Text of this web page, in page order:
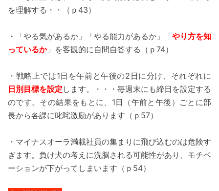
を理解する・・（ｐ43）
・「やる気があるか」「やる能力があるか」「やり方を知
っているか」を客観的に自問自答する（ｐ74）
・戦略上では1日を午前と午後の2日に分け、それぞれに
日別目標を設定 します。・・・毎週末にも締日を設定する
のです。その結果をもとに、1日（午前と午後）ごとに部
長から各課に叱咤激励があります（ｐ57）
・マイナスオーラ満載社員の集まりに飛び込むのは危険す
ぎます。負け犬の考えに洗脳される可能性があり、モチベ
ーションが下がってしまいます（ｐ54）